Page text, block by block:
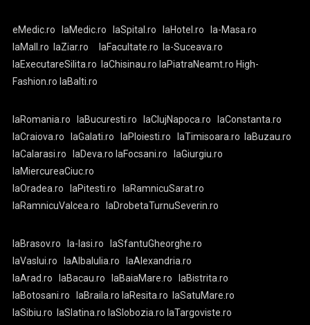
eMedic.ro laMedic.ro laSpital.ro laHotel.ro
la-Masa.ro
laMall.ro
laZiar.ro laFacultate.ro
la-Suceava.ro
laExecutareSilita.ro
laChisinau.ro laPiatraNeamt.ro High-
Fashion.ro laBalti.ro
laRomania.ro laBucuresti.ro laClujNapoca.ro
laConstanta.ro
laCraiova.ro
laGalati.ro laPloiesti.ro laTimisoara.ro
laBuzau.ro
laCalarasi.ro
laDeva.ro laFocsani.ro
laGiurgiu.ro
laMiercureaCiuc.ro
laOradea.ro
laPitesti.ro
laRamnicuSarat.ro
laRamnicuValcea.ro
laDrobetaTurnuSeverin.ro
laBrasov.ro la-Iasi.ro
laSfantuGheorghe.ro
laVaslui.ro
laAlbaIulia.ro
laAlexandria.ro
laArad.ro
laBacau.ro laBaiaMare.ro
laBistrita.ro
laBotosani.ro
laBraila.ro laResita.ro
laSatuMare.ro
laSibiu.ro
laSlatina.ro laSlobozia.ro laTargoviste.ro